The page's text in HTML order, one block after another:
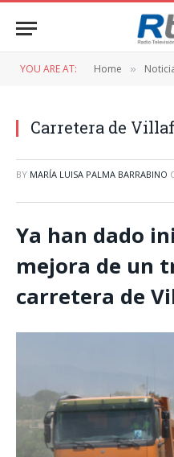
YOU ARE AT: Home »
Carretera de
BY MARÍA LUISA PALMA BARRABINO
Ya han dado
mejora de un
carretera de